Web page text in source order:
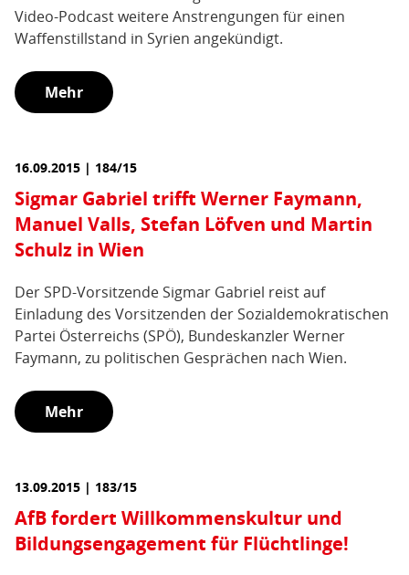
Video-Podcast weitere Anstrengungen für einen
Waffenstillstand in Syrien angekündigt.
Mehr
16.09.2015 | 184/15
Sigmar Gabriel trifft Werner Faymann,
Manuel Valls, Stefan Löfven und Martin
Schulz in Wien
Der SPD-Vorsitzende Sigmar Gabriel reist auf
Einladung des Vorsitzenden der Sozialdemokratischen
Partei Österreichs (SPÖ), Bundeskanzler Werner
Faymann, zu politischen Gesprächen nach Wien.
Mehr
13.09.2015 | 183/15
AfB fordert Willkommenskultur und
Bildungsengagement für Flüchtlinge!